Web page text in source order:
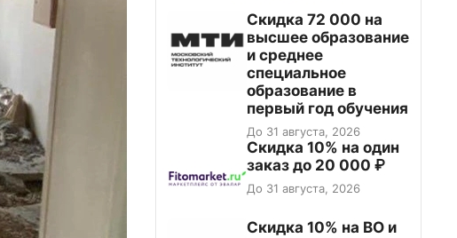
Скидка 72 000 на
высшее образование
и среднее
специальное
образование в
первый год обучения
До 31 августа, 2026
Скидка 10% на один
заказ до 20 000 ₽
До 31 августа, 2026
Скидка 10% на ВО и